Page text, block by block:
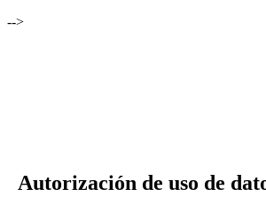
-->
Autorización de uso de